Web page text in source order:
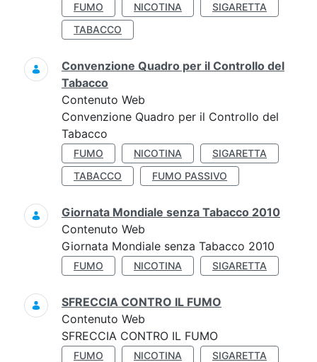
FUMO NICOTINA
SIGARETTA
TABACCO
Convenzione Quadro per il Controllo del
Tabacco
Contenuto Web
Convenzione Quadro per il Controllo del
Tabacco
FUMO NICOTINA
SIGARETTA
TABACCO
FUMO PASSIVO
Giornata Mondiale senza Tabacco 2010
Contenuto Web
Giornata Mondiale senza Tabacco 2010
FUMO NICOTINA SIGARETTA
SFRECCIA CONTRO IL FUMO
Contenuto Web
SFRECCIA CONTRO IL FUMO
FUMO NICOTINA
SIGARETTA